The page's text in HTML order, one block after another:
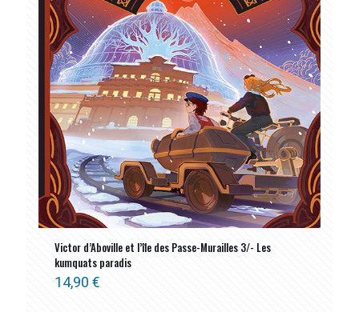
Victor d’Aboville et l’île des Passe-Murailles 3/- Les
kumquats paradis
14,90 €